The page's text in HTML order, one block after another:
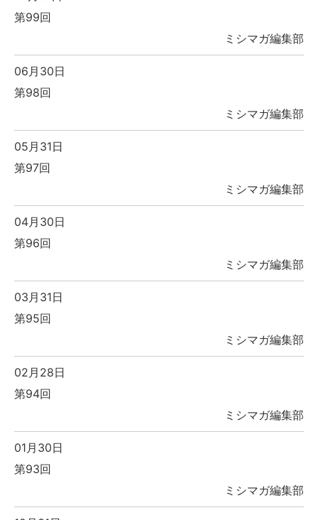
第99回
ミシマガ編集部
06月30日
第98回
ミシマガ編集部
05月31日
第97回
ミシマガ編集部
04月30日
第96回
ミシマガ編集部
03月31日
第95回
ミシマガ編集部
02月28日
第94回
ミシマガ編集部
01月30日
第93回
ミシマガ編集部